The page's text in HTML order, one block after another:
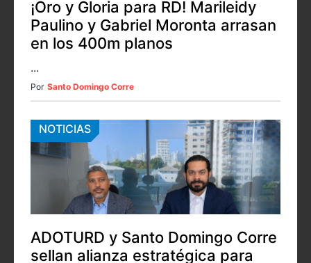
¡Oro y Gloria para RD! Marileidy
Paulino y Gabriel Moronta arrasan
en los 400m planos
...
Por Santo Domingo Corre
NOTICIAS
ADOTURD y Santo Domingo Corre
sellan alianza estratégica para